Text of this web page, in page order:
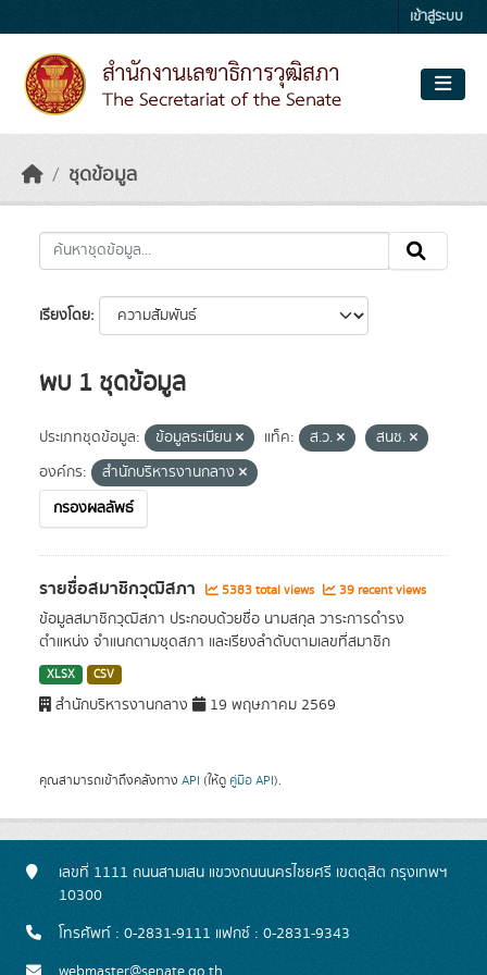
เข้าสู่ระบบ
ชุดข้อมูล
เรียงโดย
พบ 1 ชุดข้อมูล
ประเภทชุดข้อมูล: ข้อมูลระเบียน แท็ค: ส.ว.
สนช.
องค์กร:
สำนักบริหารงานกลาง
กรองผลลัพธ์
รายชื่อสมาชิกวุฒิสภา 5383 total views 39 recent views
ข้อมูลสมาชิกวุฒิสภา ประกอบด้วยชื่อ นามสกุล วาระการดำรง
ตำแหน่ง จำแนกตามชุดสภา และเรียงลำดับตามเลขที่สมาชิก
XLSX CSV
สำนักบริหารงานกลาง 19 พฤษภาคม 2569
คุณสามารถเข้าถึงคลังทาง API (ให้ดู คู่มือ API).
เลขที่ 1111 ถนนสามเสน แขวงถนนนครไชยศรี เขตดุสิต กรุงเทพฯ
10300
โทรศัพท์ : 0-2831-9111 แฟกซ์ : 0-2831-9343